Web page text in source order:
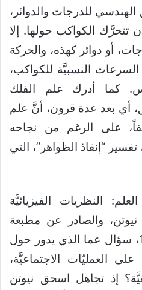
للدرجات والدوائر،
تتحرَّك الكواكب حولها. إلا
أو دوائر كهذه، والحركة
النسبيَّة للكواكب،
كما أدرك علم الفلك
أي بعد عدة قرون، أنَّ علم
على الرغم من نجاحه
“إنقاذ الظواهر”، التي
النظريات الفيزيائيَّة
نيوتن، والصادر عن مطبعة
جامعة هارفارد، عام 1997، سؤال عما الذي يدور حول
على العمليّات الاجتماعيَّة،
إذ تجاهل اسحق نيوتن